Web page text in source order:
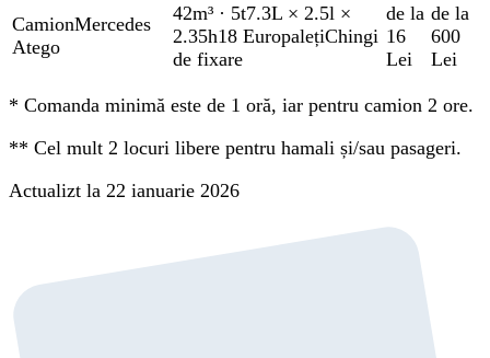
CamionMercedes
Atego
42m³ · 5t7.3L × 2.5l ×
2.35h18 EuropalețiChingi
de fixare
de la
16
Lei
de la
600
Lei
* Comanda minimă este de 1 oră, iar pentru camion 2 ore.
** Cel mult 2 locuri libere pentru hamali și/sau pasageri.
Actualizt la 22 ianuarie 2026